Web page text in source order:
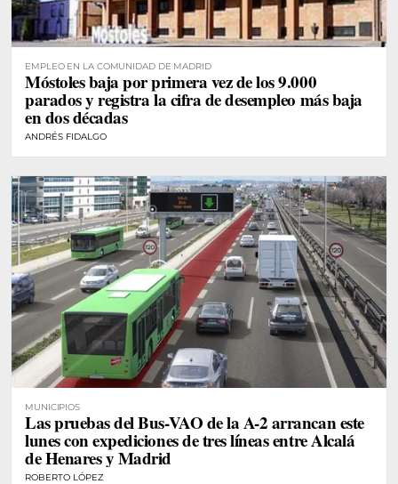
EMPLEO EN LA COMUNIDAD DE MADRID
Móstoles baja por primera vez de los 9.000
parados y registra la cifra de desempleo más baja
en dos décadas
ANDRÉS FIDALGO
MUNICIPIOS
Las pruebas del Bus-VAO de la A-2 arrancan este
lunes con expediciones de tres líneas entre Alcalá
de Henares y Madrid
ROBERTO LÓPEZ